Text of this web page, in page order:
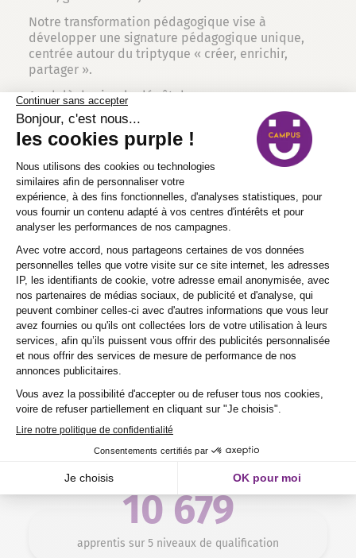
Notre transformation pédagogique vise à
développer une signature pédagogique unique,
centrée autour du triptyque « créer, enrichir,
partager ».
Au-delà du simple dépôt de ressources, nos
enseignants et formateurs bénéficient de
formations et d’ateliers d’ingénierie pédagogique
pour concevoir des activités interactives qui
renforcent l’engagement des apprenants.
EN SAVOIR PLUS SUR NOTRE PÉDAGOGIE
Nos chiffres clés
91%
d'embauche dans les 6 mois post-diplômes
81%
de réussite aux examens en 2022
10 679
apprentis sur 5 niveaux de qualification